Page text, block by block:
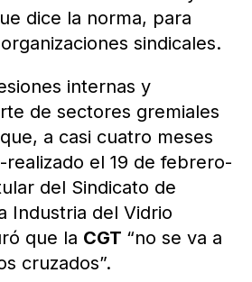
dice la norma, para
sindicales.
internas y
de sectores gremiales
a casi cuatro meses
el 19 de febrero-
del Sindicato de
Industria del Vidrio
que la CGT “no se va a
cruzados”.